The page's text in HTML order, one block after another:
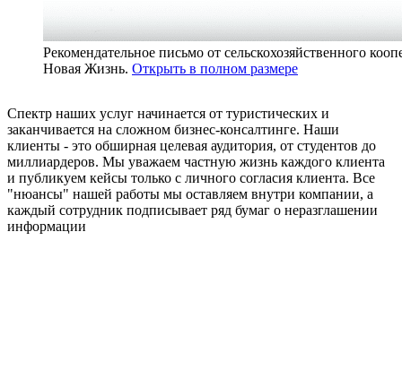
Рекомендательное письмо от сельскохозяйственного
Новая Жизнь. Открыть в полном размере
Спектр наших услуг начинается от туристических и
заканчивается на сложном бизнес-консалтинге. Наши
клиенты - это обширная целевая аудитория, от студентов до
миллиардеров. Мы уважаем частную жизнь каждого клиента
и публикуем кейсы только с личного согласия клиента. Все
"нюансы" нашей работы мы оставляем внутри компании, а
каждый сотрудник подписывает ряд бумаг о неразглашении
информации